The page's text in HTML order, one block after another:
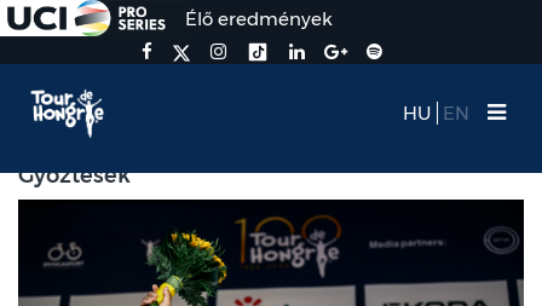
Élő eredmények
HU EN
Győztesek